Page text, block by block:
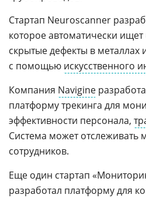
Стартап Neuroscanner
которое автоматически
скрытые дефекты в металлах
с помощью искусственного
Компания Navigine
платформу трекинга для
эффективности персонала,
Система может
сотрудников.
Еще один стартап
разработал платформу для